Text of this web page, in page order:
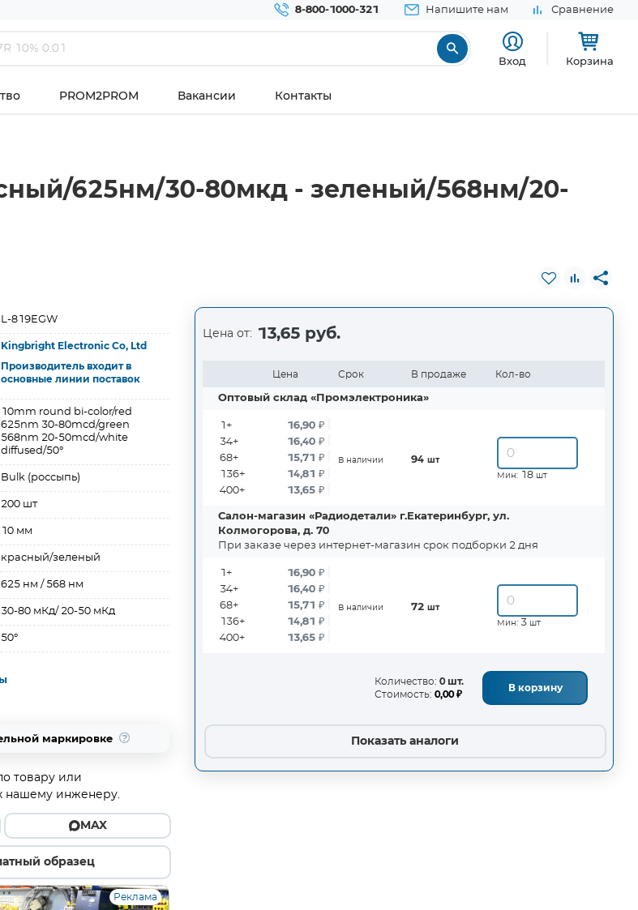
8-800-1000-321 Напишите нам Сравнение
Вход Корзина
PROM2PROM Вакансии Контакты
625нм/30-80мкд - зеленый/568нм/20-
L-819EGW
Kingbright Electronic Co, Ltd
Производитель входит в
основные линии поставок
10mm round bi-color/red
625nm 30-80mcd/green
568nm 20-50mcd/white
diffused/50°
Bulk (россыпь)
200 шт
10 мм
красный/зеленый
625 нм / 568 нм
30-80 мКд/ 20-50 мКд
50°
маркировке
товару или
нашему инженеру.
MAX
образец
Реклама
Цена от: 13,65 руб.
Цена Срок В продаже Кол-во
Оптовый склад «Промэлектроника»
1+
34+
68+
136+
400+
16,90 ₽
16,40 ₽
15,71 ₽
14,81 ₽
13,65 ₽
В наличии 94 шт
Мин: 18 шт
Салон-магазин «Радиодетали» г.Екатеринбург, ул.
Колмогорова, д. 70
При заказе через интернет-магазин срок подборки 2 дня
1+
34+
68+
136+
400+
16,90 ₽
16,40 ₽
15,71 ₽
14,81 ₽
13,65 ₽
В наличии 72 шт
Мин: 3 шт
Количество: 0 шт.
Стоимость: 0,00 ₽
В корзину
Показать аналоги